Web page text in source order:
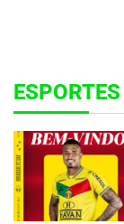
ESPORTES